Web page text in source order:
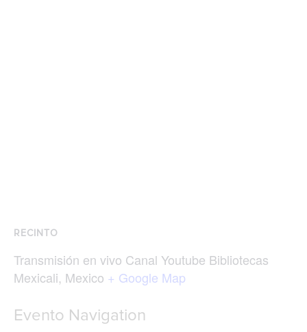
RECINTO
Transmisión en vivo Canal Youtube Bibliotecas
Mexicali, Mexico + Google Map
Evento Navigation